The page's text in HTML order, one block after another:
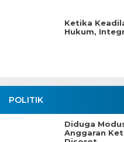
Ketika
Hukum,
POLITIK
Diduga
Anggaran